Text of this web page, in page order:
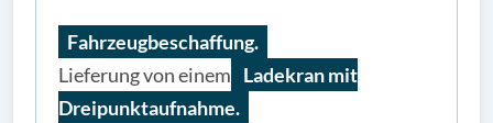
Fahrzeugbeschaffung.
Lieferung von einem Ladekran mit
Dreipunktaufnahme.